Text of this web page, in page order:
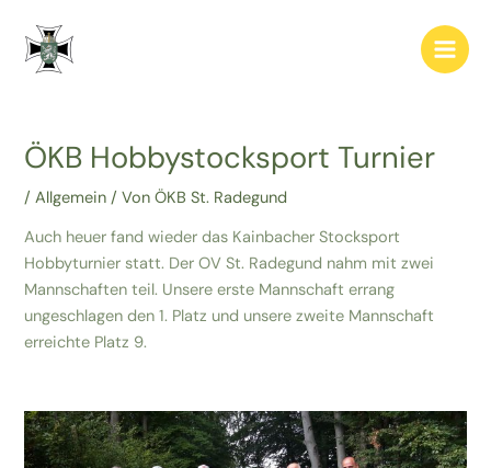
Inhalt
springen
Main
ÖKB Hobbystocksport Turnier
/Allgemein / VonÖKB St. Radegund
Auch heuer fand wieder das Kainbacher Stocksport
Hobbyturnier statt. Der OV St. Radegund nahm mit zwei
Mannschaften teil. Unsere erste Mannschaft errang
ungeschlagen den 1. Platz und unsere zweite Mannschaft
erreichte Platz 9.
navigation